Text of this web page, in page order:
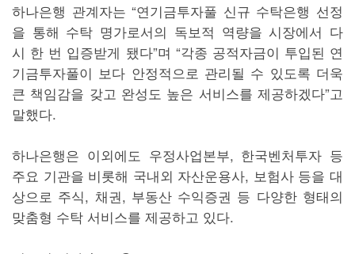
하나은행 관계자는 “연기금투자풀 신규 수탁은행 선정
을 통해 수탁 명가로서의 독보적 역량을 시장에서 다
시 한 번 입증받게 됐다”며 “각종 공적자금이 투입된 연
기금투자풀이 보다 안정적으로 관리될 수 있도록 더욱
큰 책임감을 갖고 완성도 높은 서비스를 제공하겠다”고
말했다.
하나은행은 이외에도 우정사업본부, 한국벤처투자 등
주요 기관을 비롯해 국내외 자산운용사, 보험사 등을 대
상으로 주식, 채권, 부동산 수익증권 등 다양한 형태의
맞춤형 수탁 서비스를 제공하고 있다.